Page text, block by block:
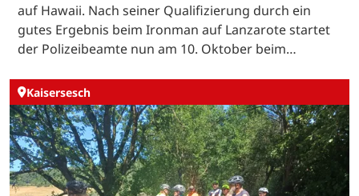
auf Hawaii. Nach seiner Qualifizierung durch ein
gutes Ergebnis beim Ironman auf Lanzarote startet
der Polizeibeamte nun am 10. Oktober beim…
Kaisersesch